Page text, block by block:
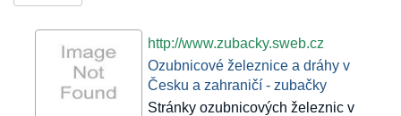
http://www.zubacky.sweb.cz
Ozubnicové železnice a dráhy v
Česku a zahraničí - zubačky
Stránky ozubnicových železnic v